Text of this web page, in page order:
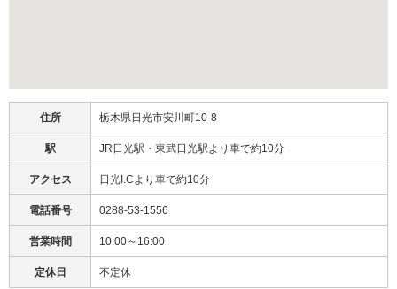
住所 栃木県日光市安川町10-8
駅 JR日光駅・東武日光駅より車で約10分
アクセス 日光I.Cより車で約10分
電話番号 0288-53-1556
営業時間 10:00～16:00
定休日 不定休